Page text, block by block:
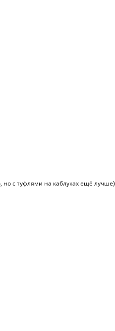
с туфлями на каблуках ещё лучше)